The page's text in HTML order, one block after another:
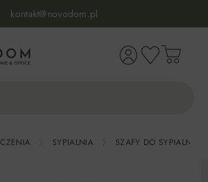
kontakt@novodom.pl
Dostawa z wniesieniem
30 dni na zwrot lub wymianę
98% zadowolonych klientów
SYPIALNIA SZAFY DO SYPIALNI